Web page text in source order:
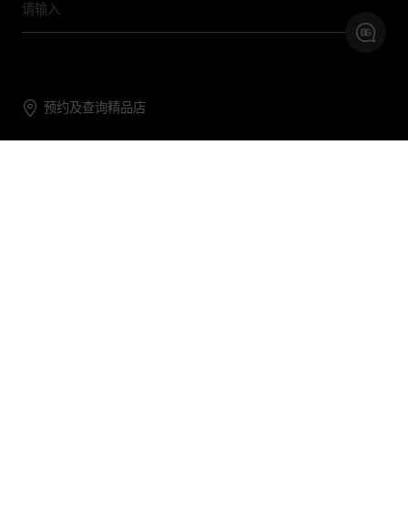
预约及查询精品店